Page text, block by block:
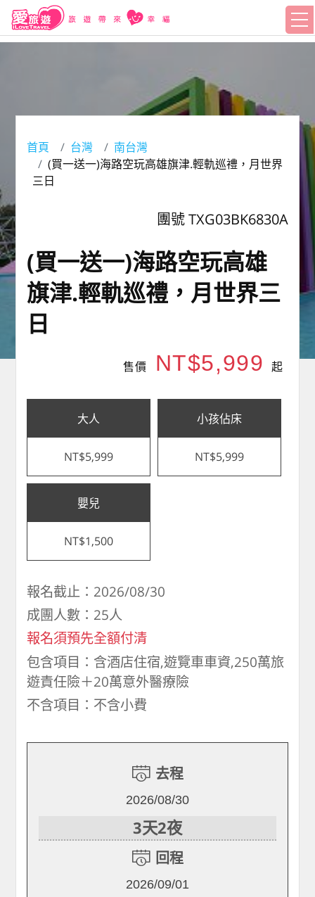
首頁 台灣
南台灣
(買一送一)海路空玩高雄旗津.輕軌巡禮，月世界
三日
團號 TXG03BK6830A
(買一送一)海路空玩高雄
旗津.輕軌巡禮，月世界三
日
售價 NT$5,999 起
大人
NT$5,999
小孩佔床
NT$5,999
嬰兒
NT$1,500
報名截止：2026/08/30
成團人數：25人
報名須預先全額付清
包含項目：含酒店住宿,遊覽車車資,250萬旅
遊責任險＋20萬意外醫療險
不含項目：不含小費
去程
2026/08/30
3天2夜
回程
2026/09/01